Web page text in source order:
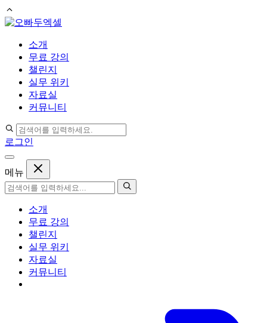
컨
소개
무료 강의
챌린지
실무 위키
자료실
커뮤니티
로그인
메뉴
소개
무료 강의
챌린지
실무 위키
자료실
커뮤니티